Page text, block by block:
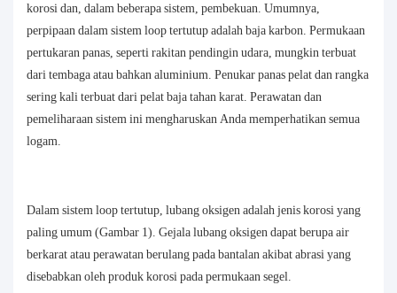
korosi dan, dalam beberapa sistem, pembekuan. Umumnya,
perpipaan dalam sistem loop tertutup adalah baja karbon. Permukaan
pertukaran panas, seperti rakitan pendingin udara, mungkin terbuat
dari tembaga atau bahkan aluminium. Penukar panas pelat dan rangka
sering kali terbuat dari pelat baja tahan karat. Perawatan dan
pemeliharaan sistem ini mengharuskan Anda memperhatikan semua
logam.
Dalam sistem loop tertutup, lubang oksigen adalah jenis korosi yang
paling umum (Gambar 1). Gejala lubang oksigen dapat berupa air
berkarat atau perawatan berulang pada bantalan akibat abrasi yang
disebabkan oleh produk korosi pada permukaan segel.